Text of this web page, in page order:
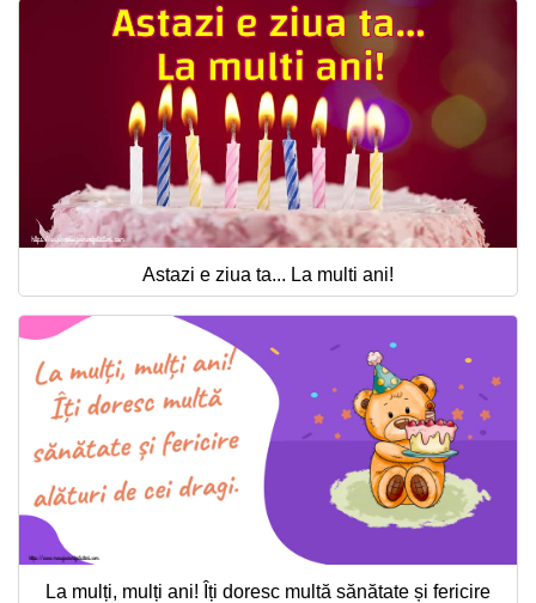
Astazi e ziua ta... La multi ani!
La mulți, mulți ani! Îți doresc multă sănătate și fericire